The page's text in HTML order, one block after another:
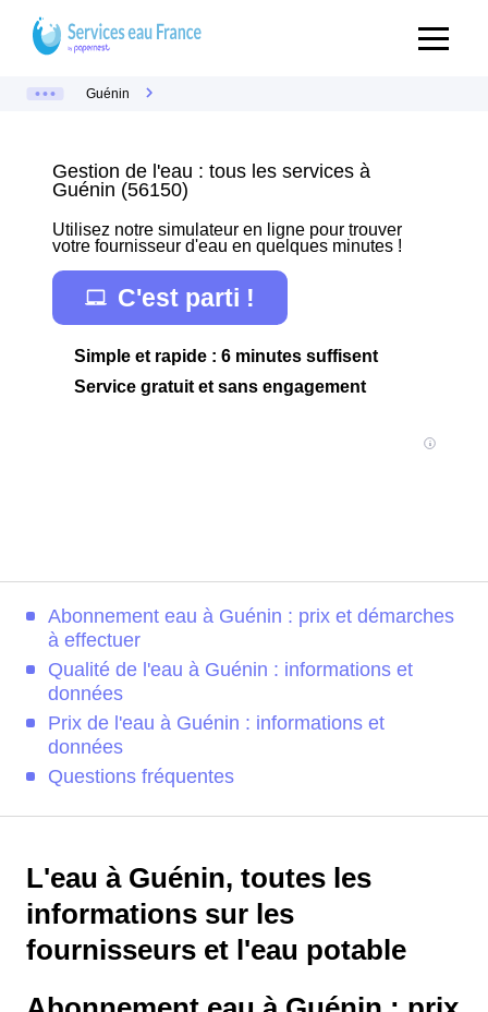
Guénin
Gestion de l'eau : tous les services à
Guénin (56150)
Utilisez notre simulateur en ligne pour trouver
votre fournisseur d'eau en quelques minutes !
C'est parti !
Simple et rapide : 6 minutes suffisent
Service gratuit et sans engagement
Abonnement eau à Guénin : prix et démarches
à effectuer
Qualité de l'eau à Guénin : informations et
données
Prix de l'eau à Guénin : informations et
données
Questions fréquentes
L'eau à Guénin, toutes les
informations sur les
fournisseurs et l'eau potable